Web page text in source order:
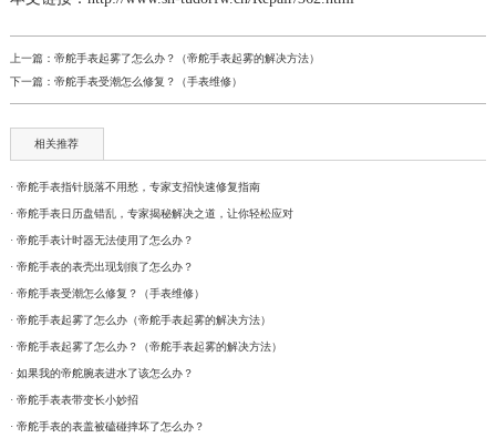
上一篇： 帝舵手表起雾了怎么办？（帝舵手表起雾的解决方法）
下一篇： 帝舵手表受潮怎么修复？（手表维修）
相关推荐
· 帝舵手表指针脱落不用愁，专家支招快速修复指南
· 帝舵手表日历盘错乱，专家揭秘解决之道，让你轻松应对
· 帝舵手表计时器无法使用了怎么办？
· 帝舵手表的表壳出现划痕了怎么办？
· 帝舵手表受潮怎么修复？（手表维修）
· 帝舵手表起雾了怎么办（帝舵手表起雾的解决方法）
· 帝舵手表起雾了怎么办？（帝舵手表起雾的解决方法）
· 如果我的帝舵腕表进水了该怎么办？
· 帝舵手表表带变长小妙招
· 帝舵手表的表盖被磕碰摔坏了怎么办？